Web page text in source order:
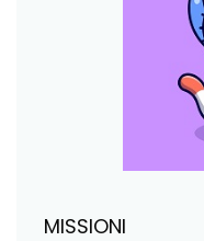
MISSIONI